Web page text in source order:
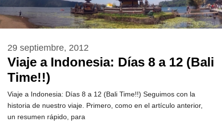
Viaje a Indonesia: Días 8 a 12 (Bali
Time!!)
29 septiembre, 2012
Viaje a Indonesia: Días 8 a 12 (Bali Time!!) Seguimos con la
historia de nuestro viaje. Primero, como en el artículo anterior,
un resumen rápido, para